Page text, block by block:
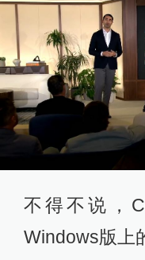
不得不说，
Windows版上